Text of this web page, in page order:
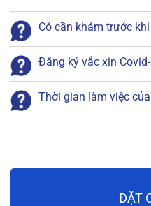
Có cần khám trước
Đăng ký vắc xin
Thời gian làm việc
ĐẶT